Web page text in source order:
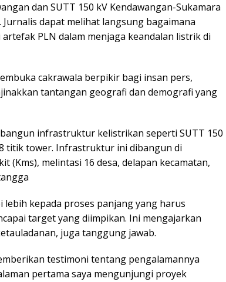
dan SUTT 150 kV Kendawangan-Sukamara
dapat melihat langsung bagaimana
PLN dalam menjaga keandalan listrik di
cakrawala berpikir bagi insan pers,
tantangan geografi dan demografi yang
infrastruktur kelistrikan seperti SUTT 150
titik tower. Infrastruktur ini dibangun di
(Kms), melintasi 16 desa, delapan kecamatan,
kepada proses panjang yang harus
target yang diimpikan. Ini mengajarkan
juga tanggung jawab.
testimoni tentang pengalamannya
pertama saya mengunjungi proyek